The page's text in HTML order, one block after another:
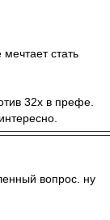
стать
32х в префе.
вопрос. ну